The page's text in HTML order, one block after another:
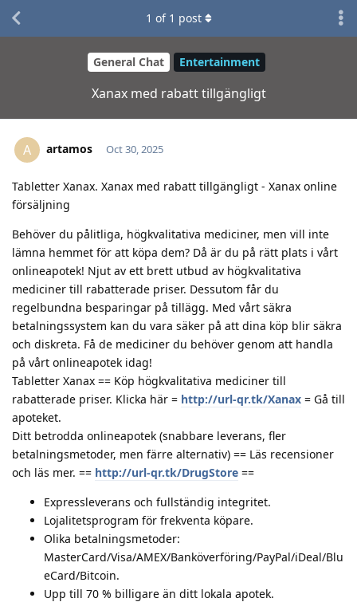
General Chat Entertainment
Xanax med rabatt tillgängligt
1 of 1 post
A artamos Oct 30, 2025
Tabletter Xanax. Xanax med rabatt tillgängligt - Xanax online
försäljning
Behöver du pålitliga, högkvalitativa mediciner, men vill inte
lämna hemmet för att köpa dem? Då är du på rätt plats i vårt
onlineapotek! Njut av ett brett utbud av högkvalitativa
mediciner till rabatterade priser. Dessutom får du
regelbundna besparingar på tillägg. Med vårt säkra
betalningssystem kan du vara säker på att dina köp blir säkra
och diskreta. Få de mediciner du behöver genom att handla
på vårt onlineapotek idag!
Tabletter Xanax == Köp högkvalitativa mediciner till
rabatterade priser. Klicka här = http://url-qr.tk/Xanax = Gå till
apoteket.
Ditt betrodda onlineapotek (snabbare leverans, fler
betalningsmetoder, men färre alternativ) == Läs recensioner
och läs mer. == http://url-qr.tk/DrugStore ==
Expressleverans och fullständig integritet.
Lojalitetsprogram för frekventa köpare.
Olika betalningsmetoder:
MasterCard/Visa/AMEX/Banköverföring/PayPal/iDeal/Blu
eCard/Bitcoin.
Upp till 70 % billigare än ditt lokala apotek.